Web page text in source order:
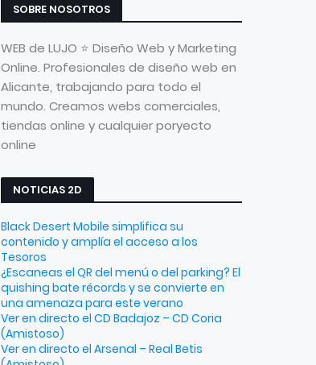
SOBRE NOSOTROS
WEB de LUJO ⭐ Diseño Web y Marketing
Online. Profesionales de diseño web en
Alicante, trabajando para todo el
mundo. Creamos webs comerciales,
tiendas online y cualquier poryecto
online
NOTICIAS 2D
Black Desert Mobile simplifica su
contenido y amplía el acceso a los
Tesoros
¿Escaneas el QR del menú o del parking? El
quishing bate récords y se convierte en
una amenaza para este verano
Ver en directo el CD Badajoz – CD Coria
(Amistoso)
Ver en directo el Arsenal – Real Betis